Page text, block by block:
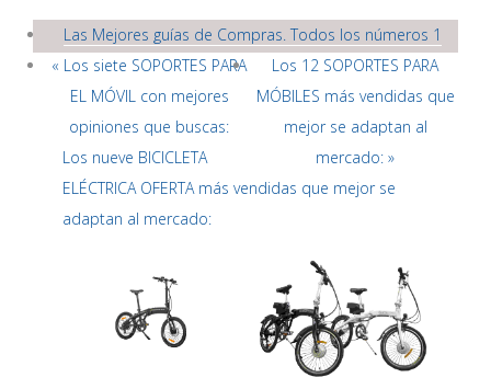
Las Mejores guías de Compras. Todos los números 1
« Los siete SOPORTES PARA
EL MÓVIL con mejores
opiniones que buscas:
Los 12 SOPORTES PARA
MÓBILES más vendidas que
mejor se adaptan al
mercado: »
Los nueve BICICLETA
ELÉCTRICA OFERTA más vendidas que mejor se
adaptan al mercado: